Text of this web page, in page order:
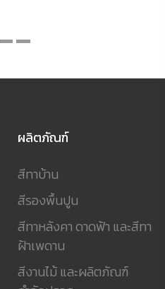
ผลิตภัณฑ์
สีทาบ้าน
สีรองพื้นปูน
สีทาหลังคา ดาดฟ้า และสีทา
ฝ้าเพดาน
สีงานไม้ และผลิตภัณฑ์